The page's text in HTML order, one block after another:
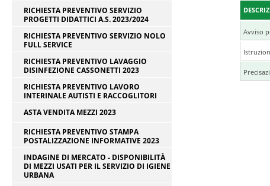
RICHIESTA PREVENTIVO SERVIZIO
PROGETTI DIDATTICI A.S. 2023/2024
RICHIESTA PREVENTIVO SERVIZIO NOLO
FULL SERVICE
RICHIESTA PREVENTIVO LAVAGGIO
DISINFEZIONE CASSONETTI 2023
RICHIESTA PREVENTIVO LAVORO
INTERINALE AUTISTI E RACCOGLITORI
ASTA VENDITA MEZZI 2023
RICHIESTA PREVENTIVO STAMPA
POSTALIZZAZIONE INFORMATIVE 2023
INDAGINE DI MERCATO - DISPONIBILITÀ
DI MEZZI USATI PER IL SERVIZIO DI IGIENE
URBANA
Avviso